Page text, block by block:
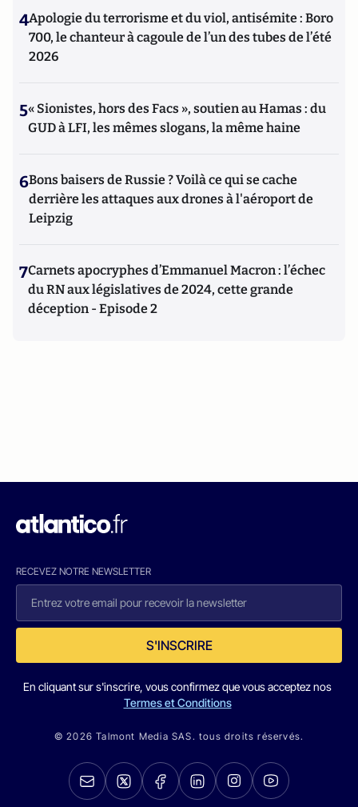
4Apologie du terrorisme et du viol, antisémite : Boro
700, le chanteur à cagoule de l’un des tubes de l’été
2026
5« Sionistes, hors des Facs », soutien au Hamas : du
GUD à LFI, les mêmes slogans, la même haine
6Bons baisers de Russie ? Voilà ce qui se cache
derrière les attaques aux drones à l'aéroport de
Leipzig
7Carnets apocryphes d’Emmanuel Macron : l’échec
du RN aux législatives de 2024, cette grande
déception - Episode 2
RECEVEZ NOTRE NEWSLETTER
S'INSCRIRE
En cliquant sur s'inscrire, vous confirmez que vous acceptez nos
Termes et Conditions
© 2026 Talmont Media SAS. tous droits réservés.